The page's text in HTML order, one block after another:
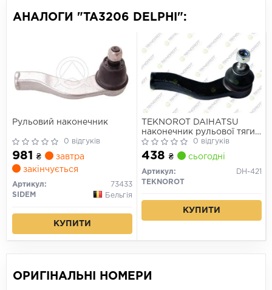
АНАЛОГИ "TA3206 DELPHI":
Рульовий наконечник
0 відгуків
981 ₴
завтра
закінчується
Артикул:
73433
SIDEM
Бельгія
КУПИТИ
TEKNOROT DAIHATSU
наконечник рульової тяги
прав.Sirion II,Materia 05-
0 відгуків
438 ₴ сьогодні
Артикул:
DH-421
TEKNOROT
КУПИТИ
ОРИГІНАЛЬНІ НОМЕРИ